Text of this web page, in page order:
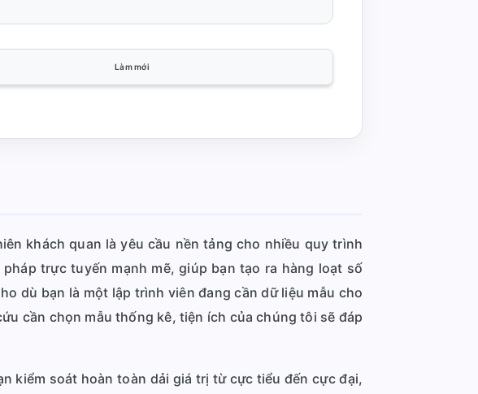
Làm mới
khách quan là yêu cầu nền tảng cho nhiều quy trình
pháp trực tuyến mạnh mẽ, giúp bạn tạo ra hàng loạt số
dù bạn là một lập trình viên đang cần dữ liệu mẫu cho
cần chọn mẫu thống kê, tiện ích của chúng tôi sẽ đáp
kiểm soát hoàn toàn dải giá trị từ cực tiểu đến cực đại,